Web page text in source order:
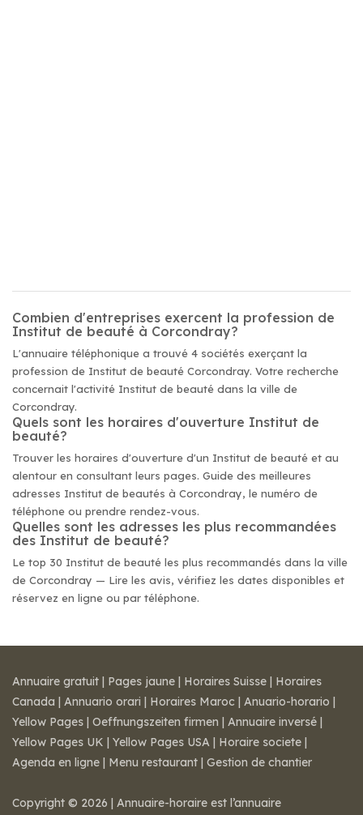
Combien d'entreprises exercent la profession de
Institut de beauté à Corcondray?
L'annuaire téléphonique a trouvé 4 sociétés exerçant la
profession de Institut de beauté Corcondray. Votre recherche
concernait l'activité Institut de beauté dans la ville de
Corcondray.
Quels sont les horaires d'ouverture Institut de
beauté?
Trouver les horaires d'ouverture d'un Institut de beauté et au
alentour en consultant leurs pages. Guide des meilleures
adresses Institut de beautés à Corcondray, le numéro de
téléphone ou prendre rendez-vous.
Quelles sont les adresses les plus recommandées
des Institut de beauté?
Le top 30 Institut de beauté les plus recommandés dans la ville
de Corcondray — Lire les avis, vérifiez les dates disponibles et
réservez en ligne ou par téléphone.
Annuaire gratuit | Pages jaune | Horaires Suisse | Horaires
Canada | Annuario orari | Horaires Maroc | Anuario-horario |
Yellow Pages | Oeffnungszeiten firmen | Annuaire inversé |
Yellow Pages UK | Yellow Pages USA | Horaire societe |
Agenda en ligne | Menu restaurant | Gestion de chantier
Copyright © 2026 | Annuaire-horaire est l’annuaire